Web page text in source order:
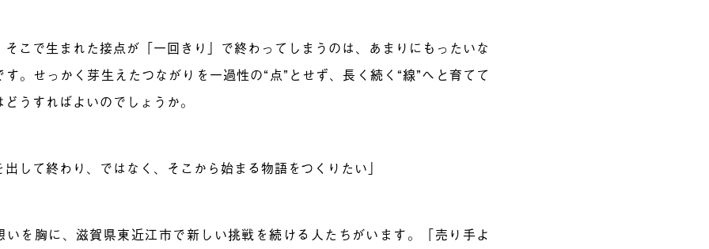
そこで生まれた接点が「一回きり」で終わってしまうのは、あまりにもったいな
す。せっかく芽生えたつながりを一過性の“点”とせず、長く続く“線”へと育てて
うすればよいのでしょうか。
出して終わり、ではなく、そこから始まる物語をつくりたい」
いを胸に、滋賀県東近江市で新しい挑戦を続ける人たちがいます。「売り手よ